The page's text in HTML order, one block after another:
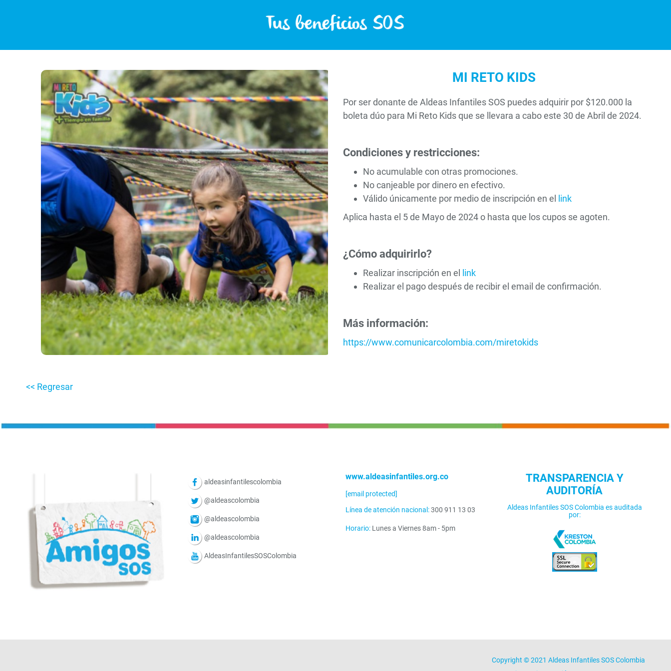
MI RETO KIDS
Por ser donante de Aldeas Infantiles SOS puedes adquirir por $120.000 la
boleta dúo para Mi Reto Kids que se llevara a cabo este 30 de Abril de 2024.
Condiciones y restricciones:
No acumulable con otras promociones.
No canjeable por dinero en efectivo.
Válido únicamente por medio de inscripción en el
link
Aplica hasta el 5 de Mayo de 2024 o hasta que los cupos se agoten.
¿Cómo adquirirlo?
Realizar inscripción en el
link
Realizar el pago después de recibir el email de confirmación.
Más información:
https://www.comunicarcolombia.com/miretokids
<< Regresar
aldeasinfantilescolombia
@aldeascolombia
@aldeascolombia
@aldeascolombia
AldeasInfantilesSOSColombia
www.aldeasinfantiles.org.co
[email protected]
Línea de atención nacional:300 911 13 03
Horario: Lunes a Viernes 8am - 5pm
TRANSPARENCIA Y
AUDITORÍA
Aldeas Infantiles SOS Colombia es auditada
por:
Copyright © 2021 Aldeas Infantiles SOS Colombia